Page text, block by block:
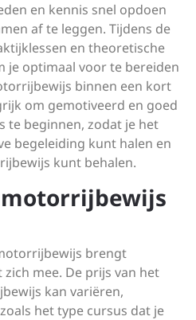
en kennis snel opdoen
af te leggen. Tijdens de
en theoretische
je optimaal voor te bereiden
binnen een kort
om gemotiveerd en goed
te beginnen, zodat je het
begeleiding kunt halen en
kunt behalen.
brengt
mee. De prijs van het
kan variëren,
het type cursus dat je